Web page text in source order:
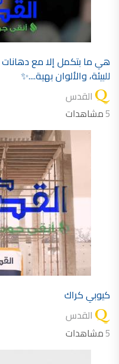
هي ما بتكمل إلا مع
للبيئة، والألوان بهية....✨
القدس
5مشاهدات
كيوبي كراك
القدس
5مشاهدات